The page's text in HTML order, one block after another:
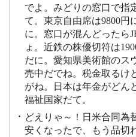
でよ。みどりの窓口で指
て。東京自由席は9800円
に。窓口が混んどったら
ょ。近鉄の株優切符は
だに。愛知県美術館のス
売中だでね。税金取るけ
がね。日本は年金がどん
福祉国家だて。
どえりゃ～！日米合同為
安くなったで、もう品切